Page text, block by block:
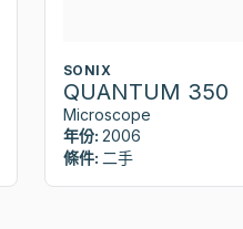
SONIX
QUANTUM 350
Microscope
年份: 2006
條件: 二手